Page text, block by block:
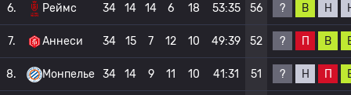
6. Реймс 34 14 14 6 18 53:35 56 ? В Н
7. Аннеси 34 15 7 12 10 49:39 52 ? П В
8. Монпелье 34 14 9 11 10 41:31 51 ? Н П